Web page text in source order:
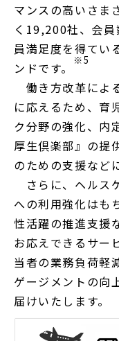
マンスの高いさま
く19,200社、会
員満足度を得てい
ンドです。
※5
働き方改革によ
に応えるため、育
ク分野の強化、内
厚生倶楽部』の提
のための支援など
さらに、ヘルス
への利用強化はも
性活躍の推進支援
お応えできるサー
当者の業務負荷軽
ゲージメントの向
届けいたします。